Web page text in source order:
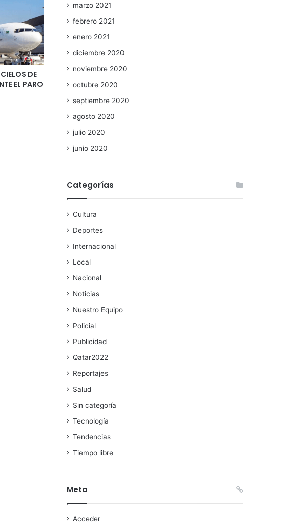
DE
EL PARO
marzo 2021
febrero 2021
enero 2021
diciembre 2020
noviembre 2020
octubre 2020
septiembre 2020
agosto 2020
julio 2020
junio 2020
Categorías
Cultura
Deportes
Internacional
Local
Nacional
Noticias
Nuestro Equipo
Policial
Publicidad
Qatar2022
Reportajes
Salud
Sin categoría
Tecnología
Tendencias
Tiempo libre
Meta
Acceder